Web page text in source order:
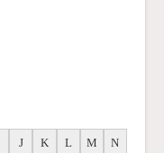
J K L M N